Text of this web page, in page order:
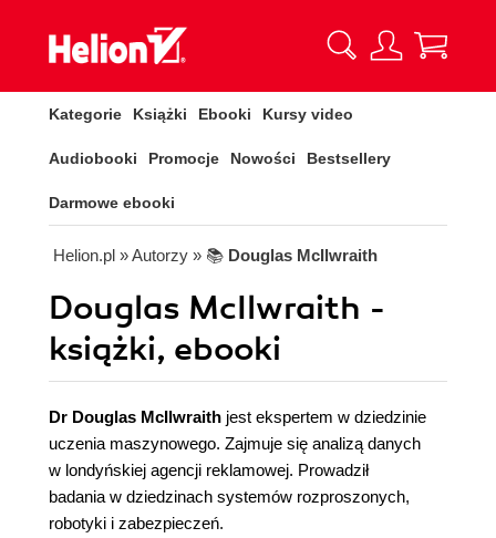
Kategorie Książki Ebooki Kursy video
Audiobooki Promocje Nowości Bestsellery
Darmowe ebooki
Helion.pl » Autorzy » 📚 Douglas McIlwraith
Douglas McIlwraith -
książki, ebooki
Dr Douglas McIlwraith jest ekspertem w dziedzinie
uczenia maszynowego. Zajmuje się analizą danych
w londyńskiej agencji reklamowej. Prowadził
badania w dziedzinach systemów rozproszonych,
robotyki i zabezpieczeń.